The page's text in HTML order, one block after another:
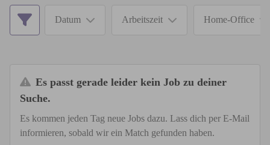
Datum Arbeitszeit Home-Office
Es passt gerade leider kein Job zu deiner
Suche.
Es kommen jeden Tag neue Jobs dazu. Lass dich per E-Mail
informieren, sobald wir ein Match gefunden haben.